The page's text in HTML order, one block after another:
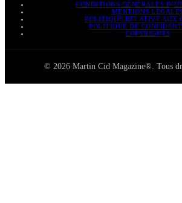
CONDITIONS GÉNÉRALES
MENTIONS
POLITIQUE RELATIVE AUX
POLITIQUE DE
COPYRIGHTS
© 2026 Martin Cid Magazine®. Tous